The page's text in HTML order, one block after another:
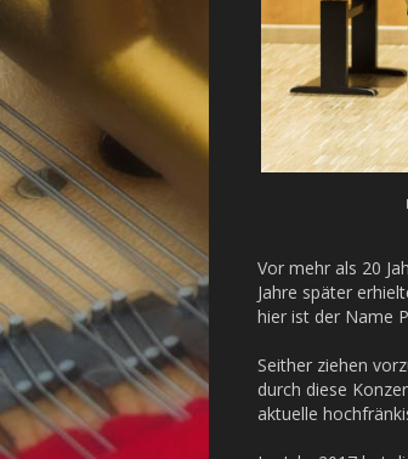
Vor mehr als 20
Jahre später
hier ist der Name
Seither ziehen
durch diese
aktuelle